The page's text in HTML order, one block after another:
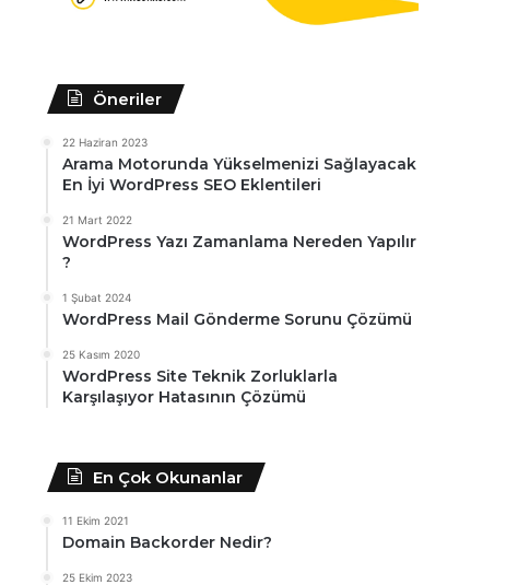
Öneriler
22 Haziran 2023
Arama Motorunda Yükselmenizi Sağlayacak
En İyi WordPress SEO Eklentileri
21 Mart 2022
WordPress Yazı Zamanlama Nereden Yapılır
?
1 Şubat 2024
WordPress Mail Gönderme Sorunu Çözümü
25 Kasım 2020
WordPress Site Teknik Zorluklarla
Karşılaşıyor Hatasının Çözümü
En Çok Okunanlar
11 Ekim 2021
Domain Backorder Nedir?
25 Ekim 2023